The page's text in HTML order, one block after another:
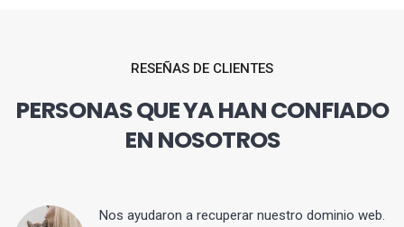
RESEÑAS DE CLIENTES
PERSONAS QUE YA HAN CONFIADO
EN NOSOTROS
Nos ayudaron a recuperar nuestro dominio web.